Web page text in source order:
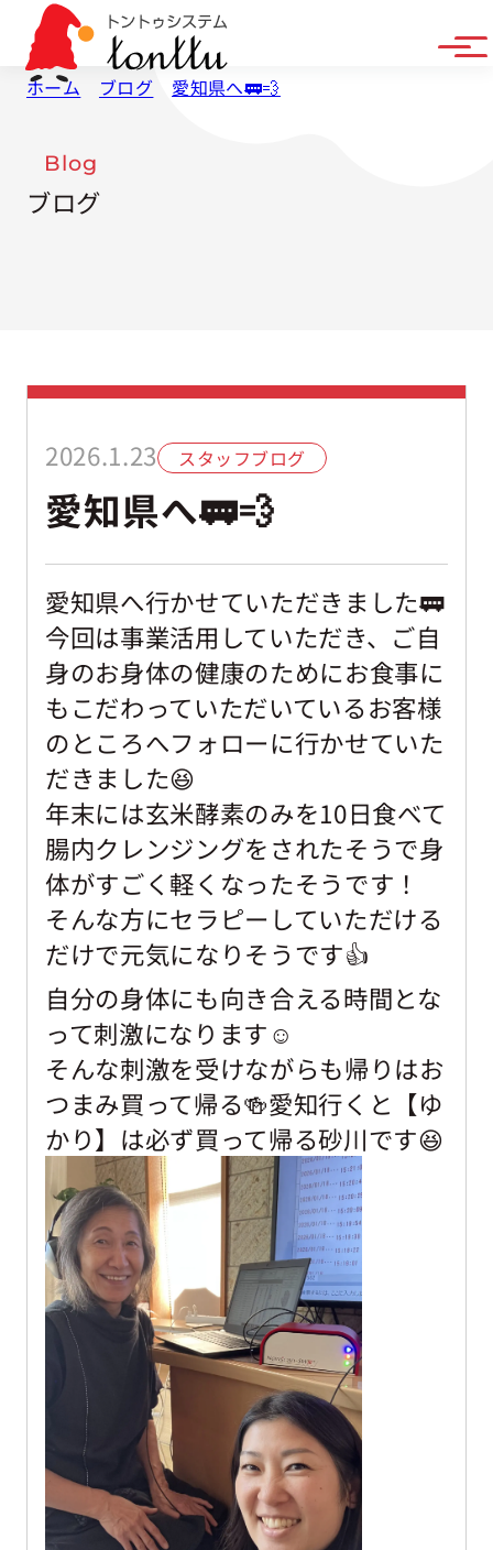
ホーム ブログ 愛知県へ🚃💨
Blog
ブログ
2026.1.23 スタッフブログ
愛知県へ🚃💨
愛知県へ行かせていただきました🚃
今回は事業活用していただき、ご自
身のお身体の健康のためにお食事に
もこだわっていただいているお客様
のところへフォローに行かせていた
だきました😆
年末には玄米酵素のみを10日食べて
腸内クレンジングをされたそうで身
体がすごく軽くなったそうです！
そんな方にセラピーしていただける
だけで元気になりそうです👍
自分の身体にも向き合える時間とな
って刺激になります☺️
そんな刺激を受けながらも帰りはお
つまみ買って帰る🍻愛知行くと【ゆ
かり】は必ず買って帰る砂川です😆